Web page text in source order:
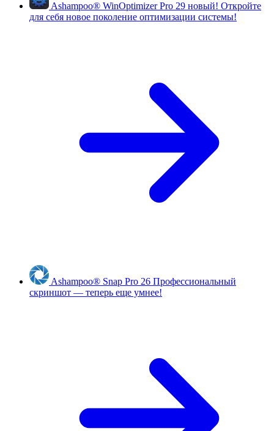
Ashampoo® WinOptimizer Pro 29 новый! Откройте
для себя новое поколение оптимизации системы!
Ashampoo® Snap Pro 26 Профессиональный
скриншот — теперь еще умнее!